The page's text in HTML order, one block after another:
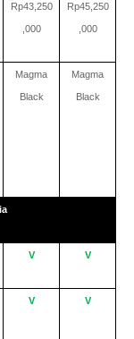
Rp43,250
,000
Rp45,250
,000
Magma
Black
Magma
Black
V V
V V